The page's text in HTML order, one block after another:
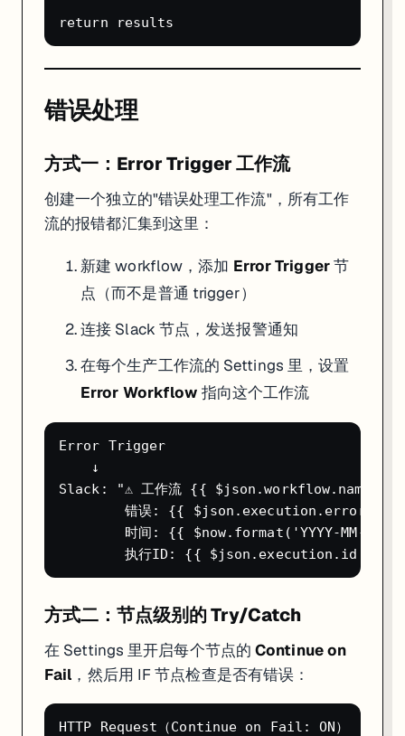
- DB_POSTGRESDB_DATABASE=n8n
- DB_POSTGRESDB_USER=n8n_user
- WEBHOOK_URL=https://n8n.yourcompany.com
在工作流里引用环境变量：
定期备份
# 备份 n8n 数据（包含所有工作流、credentials、执行历史）
docker exec n8n n8n export:workflow --all --output=/
docker exec n8n n8n export:credentials --all --
执行历史保留天数 ：EXECUTIONS_DATA_MAX_AGE=30
Queue Mode ：高并发场景用 Redis Queue 模式，支持多
常见问题（FAQ）
Q: n8n 支持多少并发执行？
默认单进程模式没有硬限制，取决于服务器性能。生产推荐用 Queue
Q: Webhook 在本地跑，外部服务怎么访问？
用 ngrok 或 Cloudflare Tunnel 把本地端口暴露到公网：
# 得到类似 https://abc123.ngrok.io 的地址
Q: Credential 怎么在多个 workflow 里共享？
Credential 是全局的，创建一次后所有 workflow 都能选择使用，不需
Q: 工作流的版本控制怎么做？
用 n8n 内置的
功能（Git 集成），Settings →
错误处理
方式一：Error Trigger 工作流
创建一个独立的"错误处理工作流"，所有工作
流的报错都汇集到这里：
新建 workflow，添加 Error Trigger节
点（而不是普通 trigger）
连接 Slack 节点，发送报警通知
在每个生产工作流的 Settings 里，设置
Error Workflow 指向这个工作流
Error Trigger
    ↓
Slack: "⚠️ 工作流 {{ $json.workflow.name }}
错误: {{
时间: {{ $now.format('YYYY-MM-DD
方式二：节点级别的 Try/Catch
在 Settings 里开启每个节点的Continue on
Fail ，然后用 IF 节点检查是否有错误：
HTTP Request（Continue on Fail: ON）